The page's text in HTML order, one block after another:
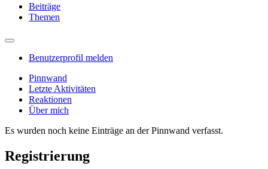
Beiträge
Themen
Benutzerprofil melden
Pinnwand
Letzte Aktivitäten
Reaktionen
Über mich
Es wurden noch keine Einträge an der Pinnwand verfasst.
Registrierung